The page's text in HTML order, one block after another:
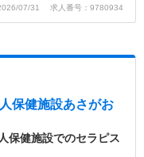
07/31 求人番号：9780934
保健施設あさがお
保健施設でのセラピス